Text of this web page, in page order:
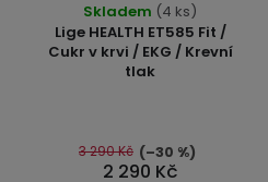
Lige HEALTH ET585 Fit /
Cukr v krvi / EKG / Krevní
tlak
hodnocení
produktu
je
5
Skladem (4 ks)
2 290 Kč
3 290 Kč (–30 %)